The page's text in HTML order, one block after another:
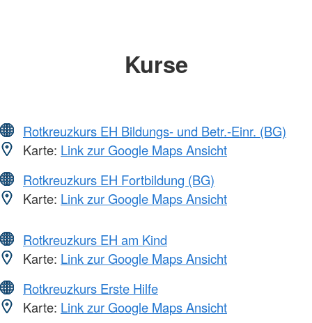
Kurse
Rotkreuzkurs EH Bildungs- und Betr.-Einr. (BG)
Karte: Link zur Google Maps Ansicht
Rotkreuzkurs EH Fortbildung (BG)
Karte: Link zur Google Maps Ansicht
Rotkreuzkurs EH am Kind
Karte: Link zur Google Maps Ansicht
Rotkreuzkurs Erste Hilfe
Karte: Link zur Google Maps Ansicht